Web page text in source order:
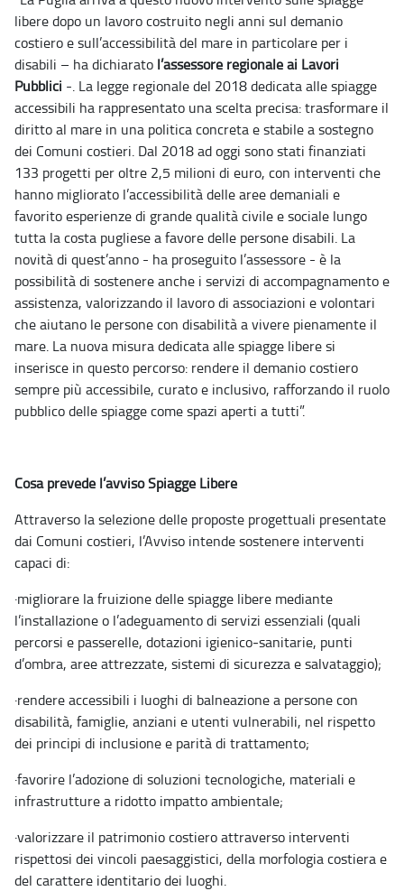
libere dopo un lavoro costruito negli anni sul demanio
costiero e sull’accessibilità del mare in particolare per i
disabili – ha dichiarato l’assessore regionale ai Lavori
Pubblici -. La legge regionale del 2018 dedicata alle spiagge
accessibili ha rappresentato una scelta precisa: trasformare il
diritto al mare in una politica concreta e stabile a sostegno
dei Comuni costieri. Dal 2018 ad oggi sono stati finanziati
133 progetti per oltre 2,5 milioni di euro, con interventi che
hanno migliorato l’accessibilità delle aree demaniali e
favorito esperienze di grande qualità civile e sociale lungo
tutta la costa pugliese a favore delle persone disabili. La
novità di quest’anno - ha proseguito l’assessore - è la
possibilità di sostenere anche i servizi di accompagnamento e
assistenza, valorizzando il lavoro di associazioni e volontari
che aiutano le persone con disabilità a vivere pienamente il
mare. La nuova misura dedicata alle spiagge libere si
inserisce in questo percorso: rendere il demanio costiero
sempre più accessibile, curato e inclusivo, rafforzando il ruolo
pubblico delle spiagge come spazi aperti a tutti”.
Cosa prevede l’avviso Spiagge Libere
Attraverso la selezione delle proposte progettuali presentate
dai Comuni costieri, l’Avviso intende sostenere interventi
capaci di:
·migliorare la fruizione delle spiagge libere mediante
l’installazione o l’adeguamento di servizi essenziali (quali
percorsi e passerelle, dotazioni igienico‑sanitarie, punti
d’ombra, aree attrezzate, sistemi di sicurezza e salvataggio);
·rendere accessibili i luoghi di balneazione a persone con
disabilità, famiglie, anziani e utenti vulnerabili, nel rispetto
dei principi di inclusione e parità di trattamento;
·favorire l’adozione di soluzioni tecnologiche, materiali e
infrastrutture a ridotto impatto ambientale;
·valorizzare il patrimonio costiero attraverso interventi
rispettosi dei vincoli paesaggistici, della morfologia costiera e
del carattere identitario dei luoghi.